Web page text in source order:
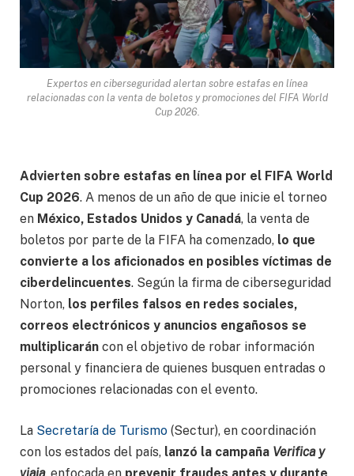
Expertos en ciberseguridad alertan sobre estafas en línea
relacionadas con la venta de boletos y promociones del FIFA World
Cup 2026.
Advierten sobre estafas en línea por el FIFA World
Cup 2026. A menos de un año de que inicie el torneo
en México, Estados Unidos y Canadá, la venta de
boletos por parte de la FIFA ha comenzado, lo que
convierte a los aficionados en posibles víctimas de
ciberdelincuentes. Según la firma de ciberseguridad
Norton, los perfiles falsos en redes sociales,
correos electrónicos y anuncios engañosos se
multiplicarán con el objetivo de robar información
personal y financiera de quienes busquen entradas o
promociones relacionadas con el evento.
La Secretaría de Turismo (Sectur), en coordinación
con los estados del país, lanzó la campaña Verifica y